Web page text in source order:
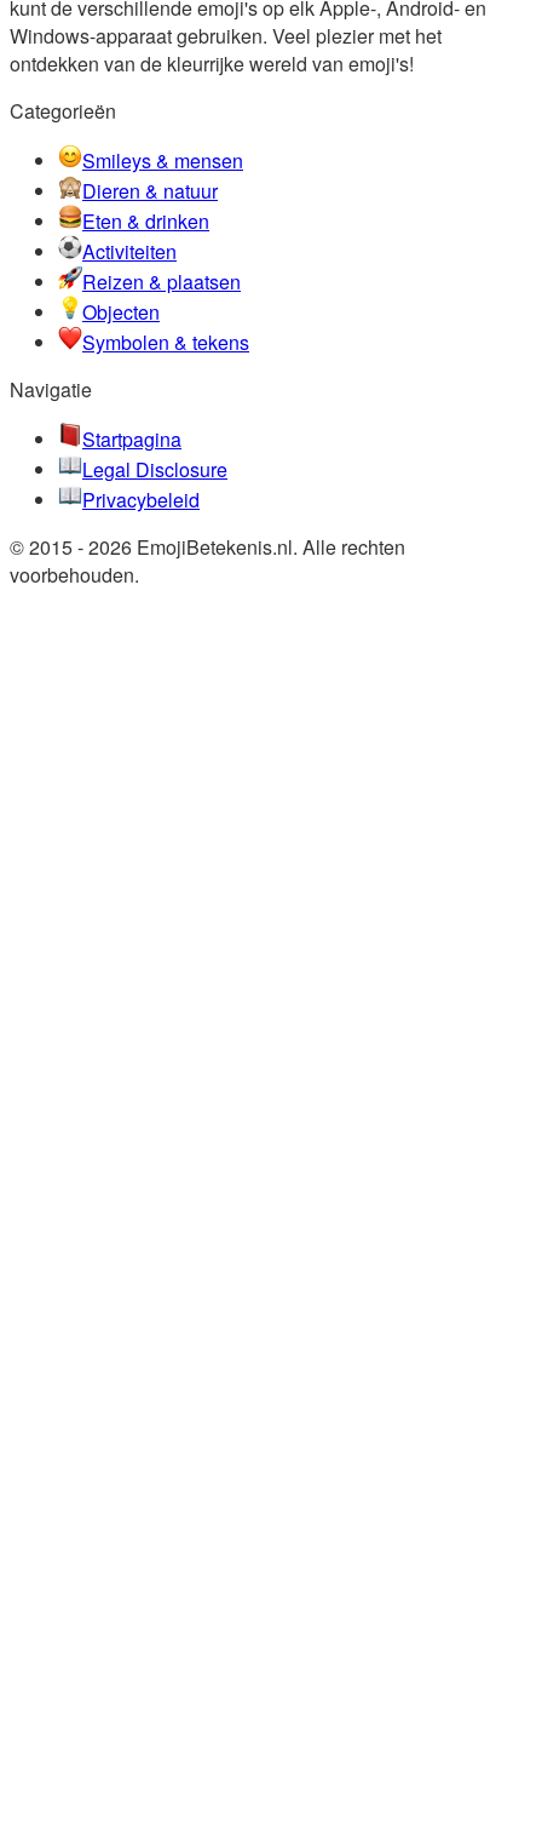
kunt de verschillende emoji's op elk Apple-, Android- en
Windows-apparaat gebruiken. Veel plezier met het
ontdekken van de kleurrijke wereld van emoji's!
Categorieën
Smileys & mensen
Dieren & natuur
Eten & drinken
Activiteiten
Reizen & plaatsen
Objecten
Symbolen & tekens
Navigatie
Startpagina
Legal Disclosure
Privacybeleid
© 2015 - 2026 EmojiBetekenis.nl. Alle rechten
voorbehouden.